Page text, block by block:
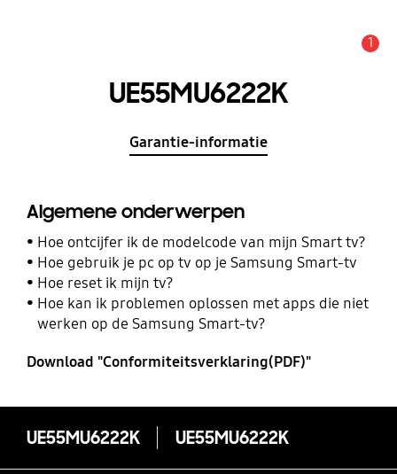
1
UE55MU6222K
Garantie-informatie
Algemene onderwerpen
Hoe ontcijfer ik de modelcode van mijn Smart tv?
Hoe gebruik je pc op tv op je Samsung Smart-tv
Hoe reset ik mijn tv?
Hoe kan ik problemen oplossen met apps die niet
werken op de Samsung Smart-tv?
Download "Conformiteitsverklaring(PDF)"
UE55MU6222K UE55MU6222K